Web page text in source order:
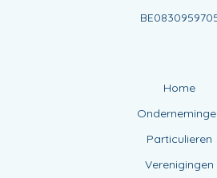
Home
Particulieren
Verenigingen